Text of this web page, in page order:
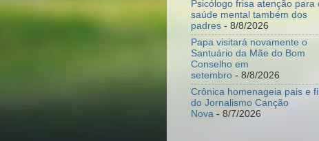
Psicólogo frisa atenção para
saúde mental também dos
padres - 8/8/2026
Papa visitará novamente o
Santuário da Mãe do Bom
Conselho em
setembro - 8/8/2026
Crônica homenageia pais e
do Jornalismo Canção
Nova - 8/7/2026